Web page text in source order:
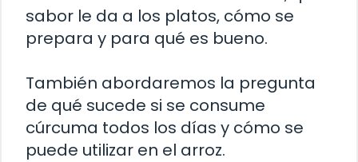
sabor le da a los platos, cómo se
prepara y para qué es bueno.
También abordaremos la pregunta
de qué sucede si se consume
cúrcuma todos los días y cómo se
puede utilizar en el arroz.